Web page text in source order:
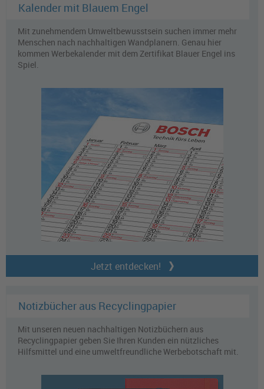
Kalender mit Blauem Engel
Mit zunehmendem Umweltbewusstsein suchen immer mehr
Menschen nach nachhaltigen Wandplanern. Genau hier
kommen Werbekalender mit dem Zertifikat Blauer Engel ins
Spiel.
Jetzt entdecken!
Notizbücher aus Recyclingpapier
Mit unseren neuen nachhaltigen Notizbüchern aus
Recyclingpapier geben Sie Ihren Kunden ein nützliches
Hilfsmittel und eine umweltfreundliche Werbebotschaft mit.